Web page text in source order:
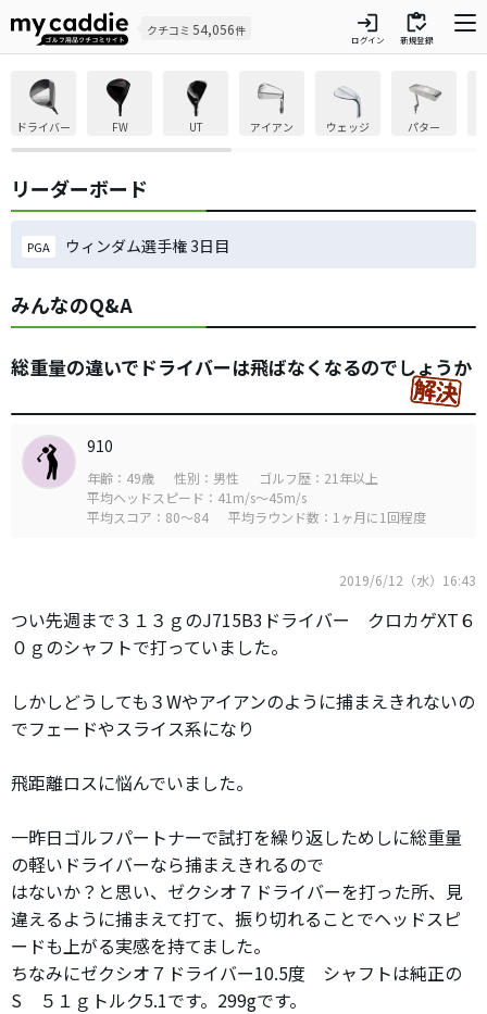
クチコミ 54,056件 login
ログイン
inventory
新規登録
ドライバー FW UT アイアン ウェッジ パター
リーダーボード
PGA ウィンダム選手権 3日目
みんなのQ&A
総重量の違いでドライバーは飛ばなくなるのでしょうか
910
年齢：49歳 性別：男性
ゴルフ歴：21年以上
平均ヘッドスピード：41m/s～45m/s
平均スコア：80～84
平均ラウンド数：1ヶ月に1回程度
2019/6/12（水）16:43
つい先週まで３１３ｇのJ715B3ドライバー クロカゲXT６
０ｇのシャフトで打っていました。
しかしどうしても３Wやアイアンのように捕まえきれないの
でフェードやスライス系になり
飛距離ロスに悩んでいました。
一昨日ゴルフパートナーで試打を繰り返しためしに総重量
の軽いドライバーなら捕まえきれるので
はないか？と思い、ゼクシオ７ドライバーを打った所、見
違えるように捕まえて打て、振り切れることでヘッドスピ
ードも上がる実感を持てました。
ちなみにゼクシオ７ドライバー10.5度 シャフトは純正の
S ５１ｇトルク5.1です。299gです。